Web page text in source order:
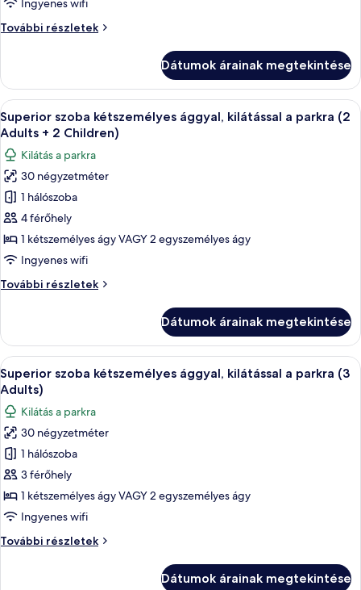
kilátással
(2
Adults
+
Child)
Ingyenes wifi
További részletek
Superior
kilátással
parkra
(2
+
Child)
további
részletei
Dátumok árainak megtekintése
A
következő
szoba
összes
képének
megtekintése:
Superior
szoba
kétszemélyes
kilátással
(2
Adults
+
2
Children)
Egy erkély, ahol asztal és székek
5
Superior szoba kétszemélyes ággyal, kilátással a parkra (2
Adults + 2 Children)
Kilátás a parkra
30 négyzetméter
1 hálószoba
4 férőhely
1 kétszemélyes ágy VAGY 2 egyszemélyes ágy
Ingyenes wifi
További részletek
Superior
kilátással
parkra
(2
+
2
Children)
további
részletei
Dátumok árainak megtekintése
A
következő
szoba
összes
képének
megtekintése:
Superior
szoba
kétszemélyes
kilátással
Egy erkély, ahol asztal és székek
5
Superior szoba kétszemélyes ággyal, kilátással a parkra (3
Adults)
Kilátás a parkra
30 négyzetméter
1 hálószoba
3 férőhely
1 kétszemélyes ágy VAGY 2 egyszemélyes ágy
Ingyenes wifi
További részletek
Superior
Dátumok árainak megtekintése